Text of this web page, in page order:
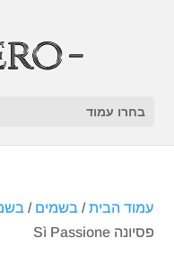
בחרו עמוד
עמוד הבית/בשמים /
פסיונה Sì Passione